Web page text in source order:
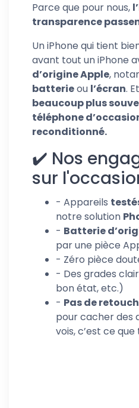
Parce que pour nous,
transparence
Un iPhone qui tient
avant tout un iPhone
d’origine Apple,
batterieou l’écran.
beaucoup plus
téléphone
reconditionné.
✔️ Nos
sur
- Appareils
notre solution
- Batterie
par une pièce
- Zéro pièce
- Des grades
bon état, etc.)
- Pas de
pour cacher des
vois, c’est ce